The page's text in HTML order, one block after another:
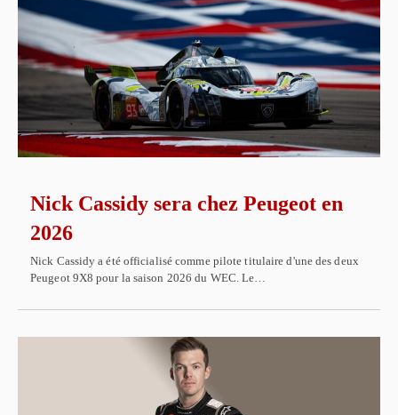
Nick Cassidy sera chez Peugeot en
2026
Nick Cassidy a été officialisé comme pilote titulaire d'une des deux
Peugeot 9X8 pour la saison 2026 du WEC. Le…